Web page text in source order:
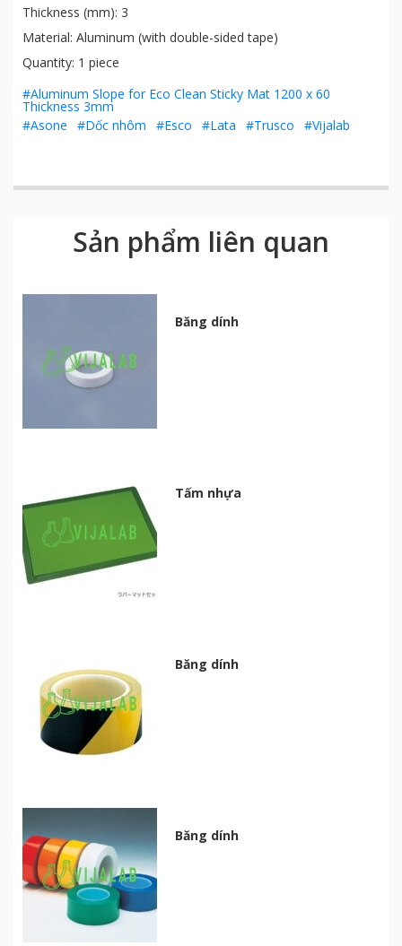
Thickness (mm): 3
Material: Aluminum (with double-sided tape)
Quantity: 1 piece
#Aluminum Slope for Eco Clean Sticky Mat 1200 x 60
Thickness 3mm
#Asone
#Dốc nhôm #Esco #Lata #Trusco #Vijalab
Sản phẩm liên quan
Băng dính
Tấm nhựa
Băng dính
Băng dính